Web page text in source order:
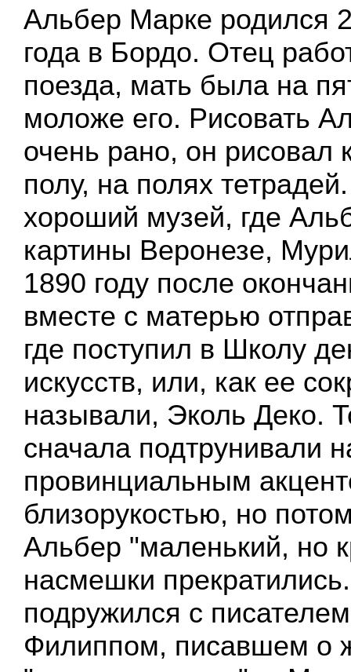
Альбер Марке родился
года в Бордо. Отец
поезда, мать была на
моложе его. Рисовать
очень рано, он рисовал
полу, на полях
хороший музей, где
картины Веронезе,
1890 году после
вместе с матерью
где поступил в Школу
искусств, или, как ее
называли, Эколь Деко.
сначала подтрунивали
провинциальным
близорукостью, но
Альбер "маленький, но
насмешки
подружился с
Филиппом, писавшем о